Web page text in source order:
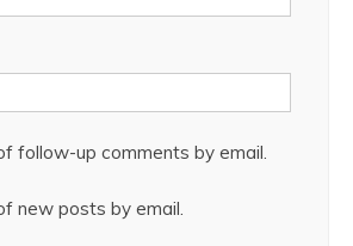
follow-up comments by email.
new posts by email.